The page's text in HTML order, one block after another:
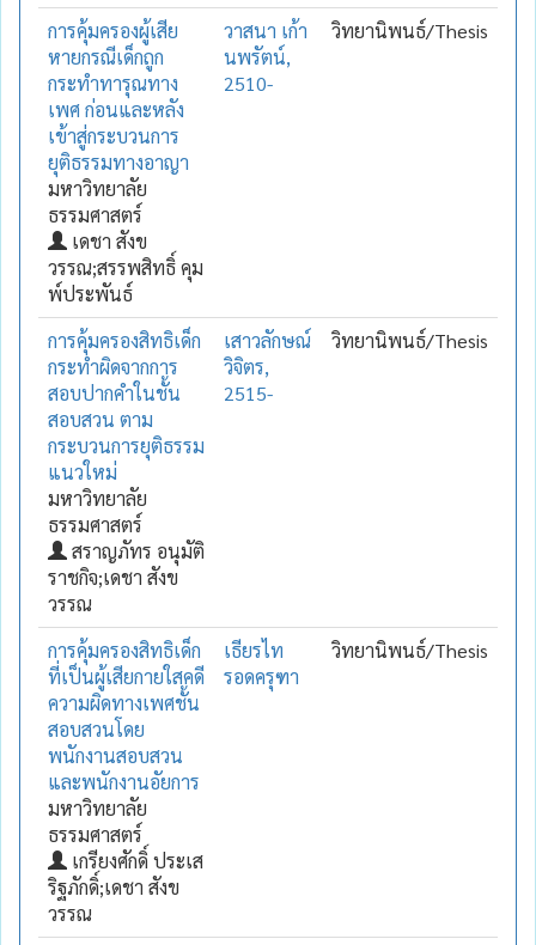
การคุ้มครองผู้เสีย
หายกรณีเด็กถูก
กระทำทารุณทาง
เพศ ก่อนและหลัง
เข้าสู่กระบวนการ
ยุติธรรมทางอาญา
มหาวิทยาลัย
ธรรมศาสตร์
เดชา สังข
วรรณ;สรรพสิทธิ์ คุม
พ์ประพันธ์
วาสนา เก้า
นพรัตน์,
2510-
วิทยานิพนธ์/Thesis
การคุ้มครองสิทธิเด็ก
กระทำผิดจากการ
สอบปากคำในชั้น
สอบสวน ตาม
กระบวนการยุติธรรม
แนวใหม่
มหาวิทยาลัย
ธรรมศาสตร์
สราญภัทร อนุมัติ
ราชกิจ;เดชา สังข
วรรณ
เสาวลักษณ์
วิจิตร,
2515-
วิทยานิพนธ์/Thesis
การคุ้มครองสิทธิเด็ก
ที่เป็นผู้เสียกายใสคดี
ความผิดทางเพศชั้น
สอบสวนโดย
พนักงานสอบสวน
และพนักงานอัยการ
มหาวิทยาลัย
ธรรมศาสตร์
เกรียงศักดิ์ ประเส
ริฐภักดิ์;เดชา สังข
วรรณ
เธียรไท
รอดครุฑา
วิทยานิพนธ์/Thesis